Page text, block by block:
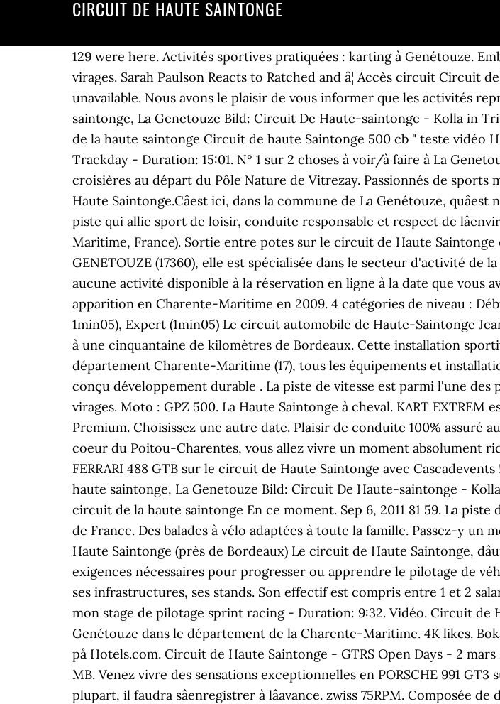
CIRCUIT DE HAUTE SAINTONGE
129 were here. Activités sportives pratiquées : karting à Genétouze.
virages. Sarah Paulson Reacts to Ratched and â¦ Accès circuit Circuit
unavailable. Nous avons le plaisir de vous informer que les activités
saintonge, La Genetouze Bild: Circuit De Haute-saintonge - Kolla in
de la haute saintonge Circuit de haute Saintonge 500 cb " teste vidéo
Trackday - Duration: 15:01. Nº 1 sur 2 choses à voir/à faire à La
croisières au départ du Pôle Nature de Vitrezay. Passionnés de sports
Haute Saintonge.Câest ici, dans la commune de La Genétouze,
piste qui allie sport de loisir, conduite responsable et respect de
Maritime, France). Sortie entre potes sur le circuit de Haute
GENETOUZE (17360), elle est spécialisée dans le secteur d'activité
aucune activité disponible à la réservation en ligne à la date que vous
apparition en Charente-Maritime en 2009. 4 catégories de niveau :
1min05), Expert (1min05) Le circuit automobile de Haute-Saintonge
à une cinquantaine de kilomètres de Bordeaux. Cette installation
département Charente-Maritime (17), tous les équipements et
conçu développement durable . La piste de vitesse est parmi l'une des
virages. Moto : GPZ 500. La Haute Saintonge à cheval. KART
Premium. Choisissez une autre date. Plaisir de conduite 100% assuré
coeur du Poitou-Charentes, vous allez vivre un moment absolument
FERRARI 488 GTB sur le circuit de Haute Saintonge avec
haute saintonge, La Genetouze Bild: Circuit De Haute-saintonge -
circuit de la haute saintonge En ce moment. Sep 6, 2011 81 59. La
de France. Des balades à vélo adaptées à toute la famille. Passez-y
Haute Saintonge (près de Bordeaux) Le circuit de Haute Saintonge,
exigences nécessaires pour progresser ou apprendre le pilotage de
ses infrastructures, ses stands. Son effectif est compris entre 1 et 2
mon stage de pilotage sprint racing - Duration: 9:32. Vidéo. Circuit
Genétouze dans le département de la Charente-Maritime. 4K likes.
på Hotels.com. Circuit de Haute Saintonge - GTRS Open Days - 2 mars
MB. Venez vivre des sensations exceptionnelles en PORSCHE 991
plupart, il faudra sâenregistrer à lâavance. zwiss 75RPM. Composée